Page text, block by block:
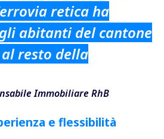
retica ha
abitanti del cantone
resto della
Immobiliare RhB
e flessibilità